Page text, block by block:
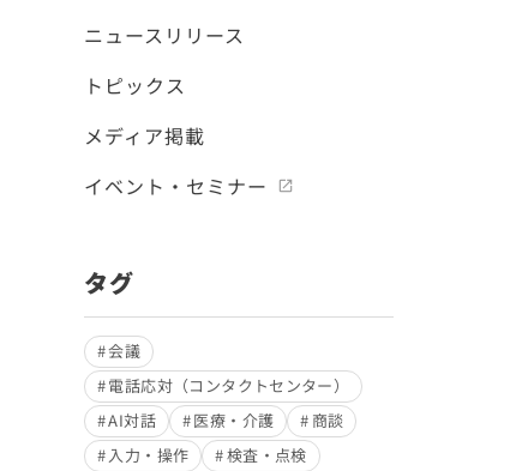
ニュースリリース
トピックス
メディア掲載
イベント・セミナー
タグ
会議
電話応対（コンタクトセンター）
AI対話
医療・介護
商談
入力・操作
検査・点検